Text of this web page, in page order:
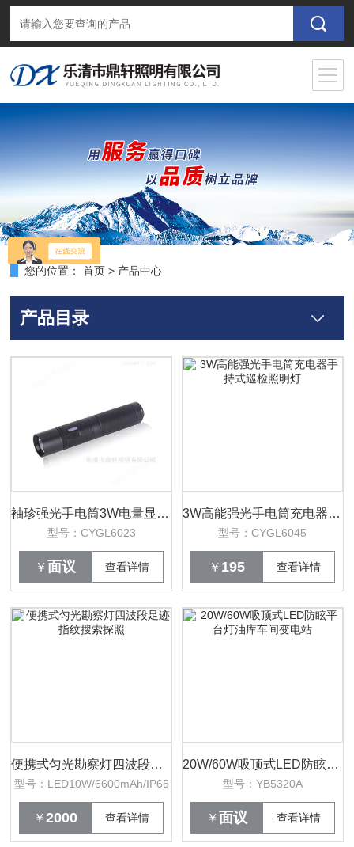
您的位置： 首页 > 产品中心
产品目录
袖珍强光手电筒3W电量显示便携式照明灯
型号：CYGL6023
￥ 面议 查看详情
3W高能强光手电筒充电器手持式巡检照明灯
型号：CYGL6045
￥ 195 查看详情
便携式匀光勘察灯四波段足迹指纹搜索探照
型号：LED10W/6600mAh/IP65
￥2000 查看详情
20W/60W吸顶式LED防眩平台灯油库车间变电站
型号：YB5320A
￥ 面议 查看详情